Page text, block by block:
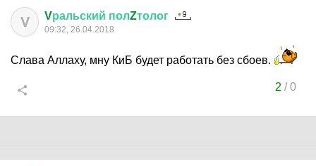
V Vральский полZтолог
09:32, 26.04.2018
Слава Аллаху, мну КиБ будет работать без сбоев.
2 /0